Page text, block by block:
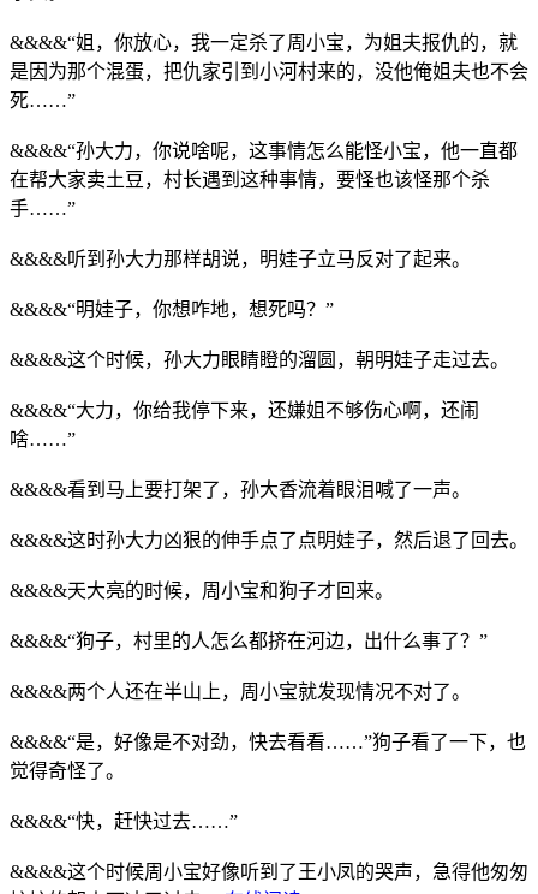
&&&&“姐，你放心，我一定杀了周小宝，为姐夫报仇的，就
是因为那个混蛋，把仇家引到小河村来的，没他俺姐夫也不会
死……”
&&&&“孙大力，你说啥呢，这事情怎么能怪小宝，他一直都
在帮大家卖土豆，村长遇到这种事情，要怪也该怪那个杀
手……”
&&&&听到孙大力那样胡说，明娃子立马反对了起来。
&&&&“明娃子，你想咋地，想死吗？”
&&&&这个时候，孙大力眼睛瞪的溜圆，朝明娃子走过去。
&&&&“大力，你给我停下来，还嫌姐不够伤心啊，还闹
啥……”
&&&&看到马上要打架了，孙大香流着眼泪喊了一声。
&&&&这时孙大力凶狠的伸手点了点明娃子，然后退了回去。
&&&&天大亮的时候，周小宝和狗子才回来。
&&&&“狗子，村里的人怎么都挤在河边，出什么事了？”
&&&&两个人还在半山上，周小宝就发现情况不对了。
&&&&“是，好像是不对劲，快去看看……”狗子看了一下，也
觉得奇怪了。
&&&&“快，赶快过去……”
&&&&这个时候周小宝好像听到了王小凤的哭声，急得他匆匆